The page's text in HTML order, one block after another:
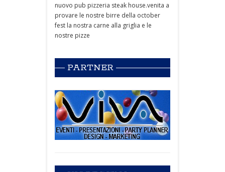
nuovo pub pizzeria steak house.venita a
provare le nostre birre della october
fest la nostra carne alla griglia e le
nostre pizze
PARTNER